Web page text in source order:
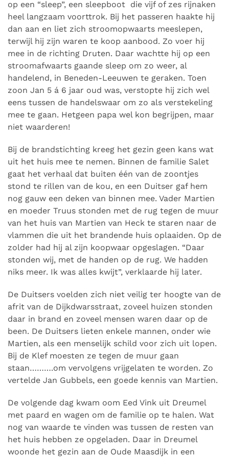
op een “sleep”, een sleepboot die vijf of zes rijnaken
heel langzaam voorttrok. Bij het passeren haakte hij
dan aan en liet zich stroomopwaarts meeslepen,
terwijl hij zijn waren te koop aanbood. Zo voer hij
mee in de richting Druten. Daar wachtte hij op een
stroomafwaarts gaande sleep om zo weer, al
handelend, in Beneden-Leeuwen te geraken. Toen
zoon Jan 5 á 6 jaar oud was, verstopte hij zich wel
eens tussen de handelswaar om zo als verstekeling
mee te gaan. Hetgeen papa wel kon begrijpen, maar
niet waarderen!
Bij de brandstichting kreeg het gezin geen kans wat
uit het huis mee te nemen. Binnen de familie Salet
gaat het verhaal dat buiten één van de zoontjes
stond te rillen van de kou, en een Duitser gaf hem
nog gauw een deken van binnen mee. Vader Martien
en moeder Truus stonden met de rug tegen de muur
van het huis van Martien van Heck te staren naar de
vlammen die uit het brandende huis oplaaiden. Op de
zolder had hij al zijn koopwaar opgeslagen. “Daar
stonden wij, met de handen op de rug. We hadden
niks meer. Ik was alles kwijt”, verklaarde hij later.
De Duitsers voelden zich niet veilig ter hoogte van de
afrit van de Dijkdwarsstraat, zoveel huizen stonden
daar in brand en zoveel mensen waren daar op de
been. De Duitsers lieten enkele mannen, onder wie
Martien, als een menselijk schild voor zich uit lopen.
Bij de Klef moesten ze tegen de muur gaan
staan……….om vervolgens vrijgelaten te worden. Zo
vertelde Jan Gubbels, een goede kennis van Martien.
De volgende dag kwam oom Eed Vink uit Dreumel
met paard en wagen om de familie op te halen. Wat
nog van waarde te vinden was tussen de resten van
het huis hebben ze opgeladen. Daar in Dreumel
woonde het gezin aan de Oude Maasdijk in een